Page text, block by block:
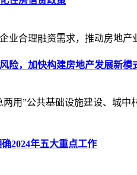
业合理融资需求，推动房地产
险，加快构建房地产发展新模
用”公共基础设施建设、城中
2024年五大重点工作